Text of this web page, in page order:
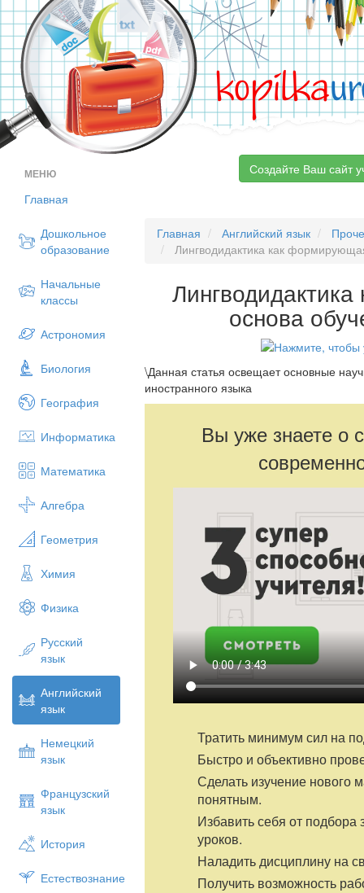
kopilka
МЕНЮ
Главная
Дошкольное
образование
Начальные
классы
Астрономия
Биология
География
Информатика
Математика
Алгебра
Геометрия
Химия
Физика
Русский
язык
Английский
язык
Немецкий
язык
Французский
язык
История
Естествознание
Создайте Ваш сайт
Главная Английский язык
Лингводидактика как
основа
\Данная статья освещает основные
иностранного языка
Вы уже знаете о
Тратить минимум сил на
Быстро и объективно
Сделать изучение нового
понятным.
Избавить себя от подбора
уроков.
Наладить дисциплину на
Получить возможность